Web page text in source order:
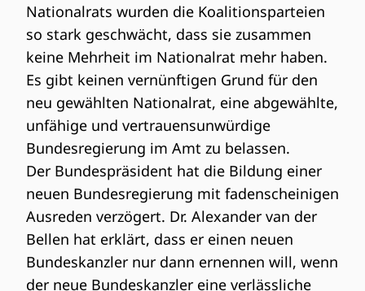
Nationalrats wurden die Koalitionsparteien
so stark geschwächt, dass sie zusammen
keine Mehrheit im Nationalrat mehr haben.
Es gibt keinen vernünftigen Grund für den
neu gewählten Nationalrat, eine abgewählte,
unfähige und vertrauensunwürdige
Bundesregierung im Amt zu belassen.
Der Bundespräsident hat die Bildung einer
neuen Bundesregierung mit fadenscheinigen
Ausreden verzögert. Dr. Alexander van der
Bellen hat erklärt, dass er einen neuen
Bundeskanzler nur dann ernennen will, wenn
der neue Bundeskanzler eine verlässliche